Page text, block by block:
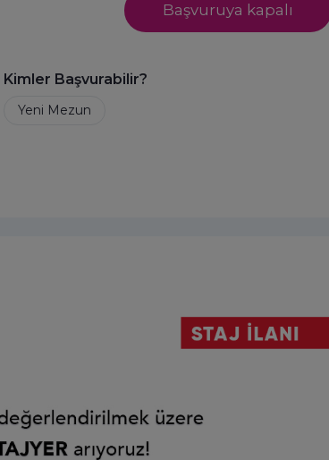
Başvuruya kapalı
Kimler Başvurabilir?